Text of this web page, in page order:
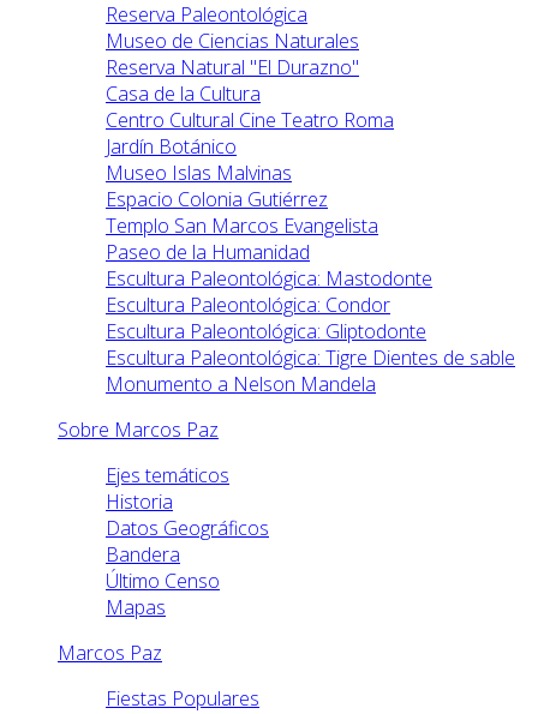
Reserva Paleontológica
Museo de Ciencias Naturales
Reserva Natural "El Durazno"
Casa de la Cultura
Centro Cultural Cine Teatro Roma
Jardín Botánico
Museo Islas Malvinas
Espacio Colonia Gutiérrez
Templo San Marcos Evangelista
Paseo de la Humanidad
Escultura Paleontológica: Mastodonte
Escultura Paleontológica: Condor
Escultura Paleontológica: Gliptodonte
Escultura Paleontológica: Tigre Dientes de sable
Monumento a Nelson Mandela
Sobre Marcos Paz
Ejes temáticos
Historia
Datos Geográficos
Bandera
Último Censo
Mapas
Marcos Paz
Fiestas Populares